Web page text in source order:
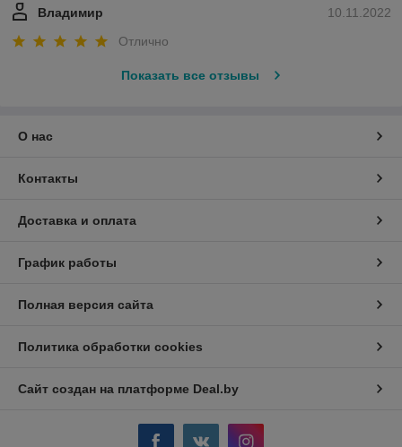
10.11.2022
Владимир
Отлично
Показать все отзывы
О нас
Контакты
Доставка и оплата
График работы
Полная версия сайта
Политика обработки cookies
Сайт создан на платформе Deal.by